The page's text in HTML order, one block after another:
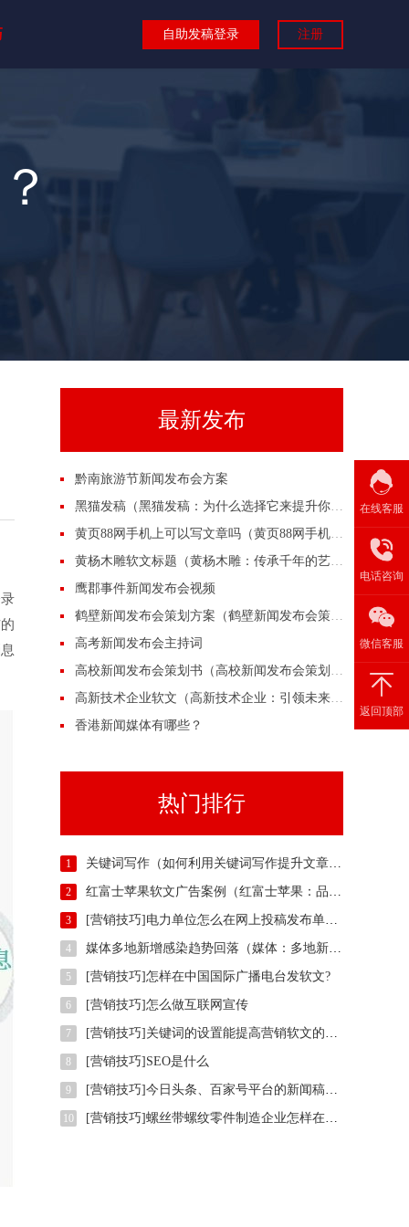
自助发稿登录 注册
最新发布
黔南旅游节新闻发布会方案
黑猫发稿（黑猫发稿：为什么选择它来提升你的营销效果？）
黄页88网手机上可以写文章吗（黄页88网手机上可以写文章吗？）
黄杨木雕软文标题（黄杨木雕：传承千年的艺术之美）
鹰郡事件新闻发布会视频
鹤壁新闻发布会策划方案（鹤壁新闻发布会策划方案）
高考新闻发布会主持词
高校新闻发布会策划书（高校新闻发布会策划书）
高新技术企业软文（高新技术企业：引领未来的创新力量）
香港新闻媒体有哪些？
热门排行
1 关键词写作（如何利用关键词写作提升文章吸引力）
2 红富士苹果软文广告案例（红富士苹果：品质与美味的完美结合）
3 [营销技巧]电力单位怎么在网上投稿发布单位正能量推广稿件？
4 媒体多地新增感染趋势回落（媒体：多地新增感染趋势回落）
5 [营销技巧]怎样在中国国际广播电台发软文?
6 [营销技巧]怎么做互联网宣传
7 [营销技巧]关键词的设置能提高营销软文的效果吗?
8 [营销技巧]SEO是什么
9 [营销技巧]今日头条、百家号平台的新闻稿标题关键词该怎么写？
10 [营销技巧]螺丝带螺纹零件制造企业怎样在权威信息门户网站发稿?
在线客服
电话咨询
微信客服
返回顶部